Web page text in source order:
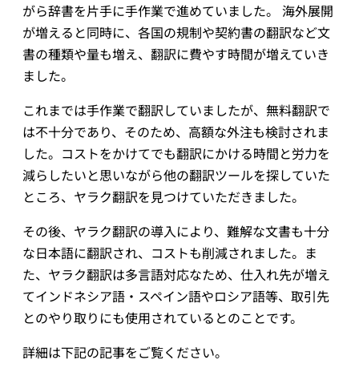
がら辞書を片手に手作業で進めていました。 海外展開
が増えると同時に、各国の規制や契約書の翻訳など文
書の種類や量も増え、翻訳に費やす時間が増えていき
ました。
これまでは手作業で翻訳していましたが、無料翻訳で
は不十分であり、そのため、高額な外注も検討されま
した。コストをかけてでも翻訳にかける時間と労力を
減らしたいと思いながら他の翻訳ツールを探していた
ところ、ヤラク翻訳を見つけていただきました。
その後、ヤラク翻訳の導入により、難解な文書も十分
な日本語に翻訳され、コストも削減されました。ま
た、ヤラク翻訳は多言語対応なため、仕入れ先が増え
てインドネシア語・スペイン語やロシア語等、取引先
とのやり取りにも使用されているとのことです。
詳細は下記の記事をご覧ください。